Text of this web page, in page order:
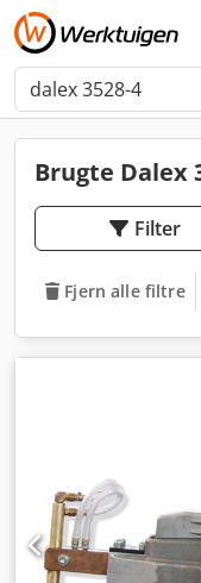
Brugte Dalex
Filter
Fjern alle filtre